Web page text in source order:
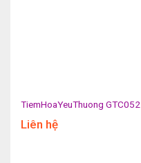
TiemHoaYeuThuong GTC052
Liên hệ